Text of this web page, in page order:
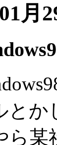
月
と
ら某